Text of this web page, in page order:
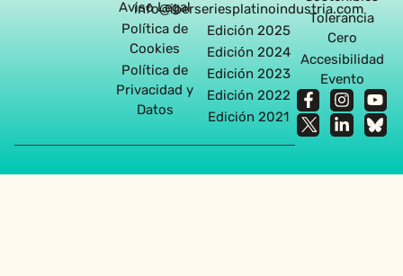
Aviso Legal
Política de
Cookies
Política de
Privacidad y
Datos
info@iberseriesplatinoindustria.com
Edición 2025
Edición 2024
Edición 2023
Edición 2022
Edición 2021
Tolerancia
Cero
Accesibilidad
Evento